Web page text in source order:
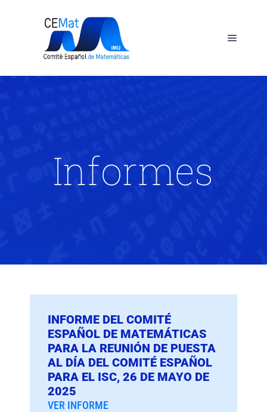
Informes
INFORME DEL COMITÉ
ESPAÑOL DE MATEMÁTICAS
PARA LA REUNIÓN DE PUESTA
AL DÍA DEL COMITÉ ESPAÑOL
PARA EL ISC, 26 DE MAYO DE
2025
VER INFORME